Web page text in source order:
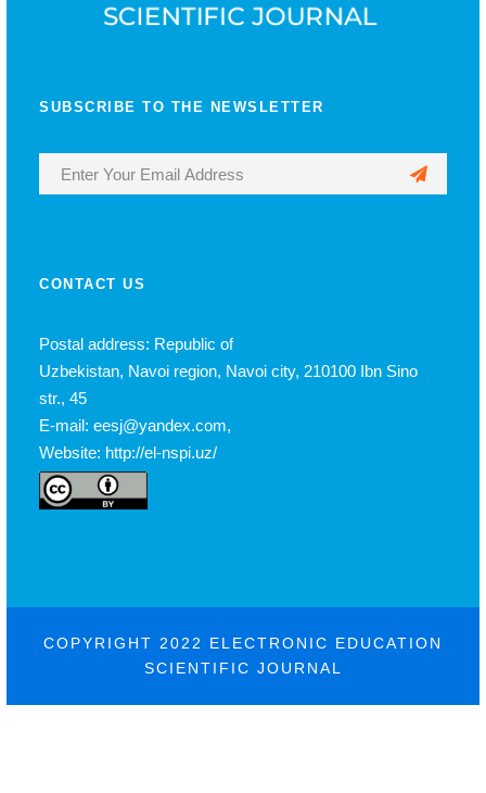
SUBSCRIBE TO THE NEWSLETTER
CONTACT US
Postal address: Republic of
Uzbekistan, Navoi region, Navoi city, 210100 Ibn Sino
str., 45
E-mail: eesj@yandex.com,
Website: http://el-nspi.uz/
COPYRIGHT 2022 ELECTRONIC EDUCATION
SCIENTIFIC JOURNAL